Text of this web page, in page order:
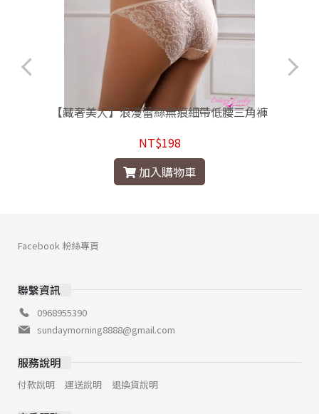
【藏奢美人】浪漫蕾絲無痕細帶低腰三角褲
NT$198
加入購物車
聯繫資訊
0968955390
sundaymorning8888@gmail.com
服務說明
付款說明 運送說明 退換貨說明
Facebook 粉絲專頁